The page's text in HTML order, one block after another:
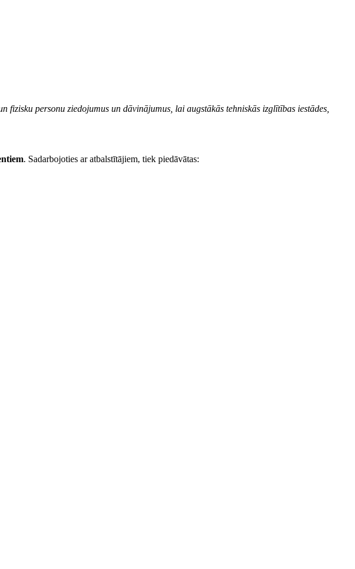
personu ziedojumus un dāvinājumus, lai augstākās tehniskās izglītības iestādes,
. Sadarbojoties ar atbalstītājiem, tiek piedāvātas: